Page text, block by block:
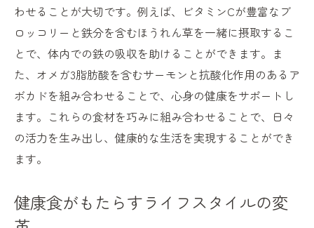
わせることが大切です。例えば、ビタミンCが豊富なブ
ロッコリーと鉄分を含むほうれん草を一緒に摂取するこ
とで、体内での鉄の吸収を助けることができます。ま
た、オメガ3脂肪酸を含むサーモンと抗酸化作用のあるア
ボカドを組み合わせることで、心身の健康をサポートし
ます。これらの食材を巧みに組み合わせることで、日々
の活力を生み出し、健康的な生活を実現することができ
ます。
健康食がもたらすライフスタイルの変